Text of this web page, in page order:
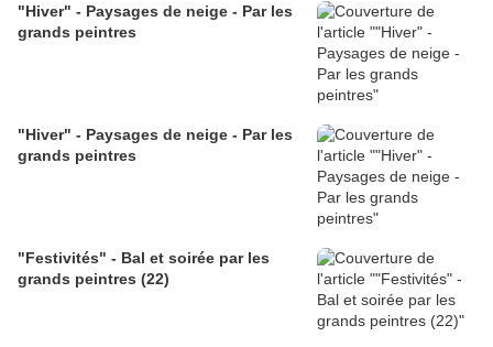
"Hiver" - Paysages de neige - Par les
grands peintres
"Hiver" - Paysages de neige - Par les
grands peintres
"Festivités" - Bal et soirée par les
grands peintres (22)